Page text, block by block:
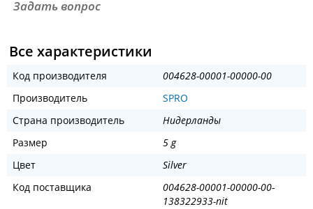
Задать вопрос
Все характеристики
Код производителя
004628-00001-00000-00
Производитель
SPRO
Страна производитель
Нидерланды
Размер
5 g
Цвет
Silver
Код поставщика
004628-00001-00000-00-
138322933-nit